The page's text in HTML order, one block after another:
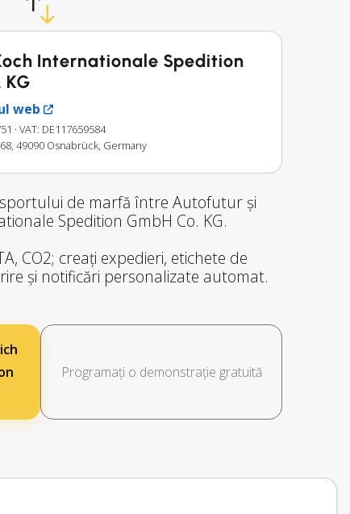
Internationale Spedition
KG
web
· VAT: DE117659584
49090 Osnabrück, Germany
de marfă între Autofutur și
Spedition GmbH Co. KG.
CO2; creați expedieri, etichete de
și notificări personalizate automat.
Programați o demonstrație gratuită